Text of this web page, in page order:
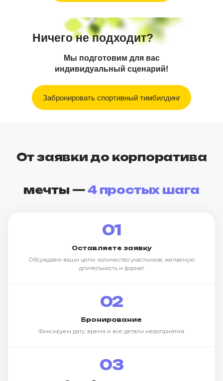
Забронировать спортивный тимбилдинг
Ничего не подходит?
Мы подготовим для вас
индивидуальный сценарий!
От заявки до корпоратива
мечты —4 простых шага
01
Оставляете заявку
Обсуждаем ваши цели, количество участников, желаемую
длительность и формат
02
Бронирование
Фиксируем дату, время и все детали мероприятия.
03